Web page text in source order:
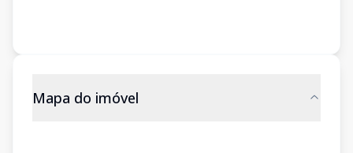
Mapa do imóvel